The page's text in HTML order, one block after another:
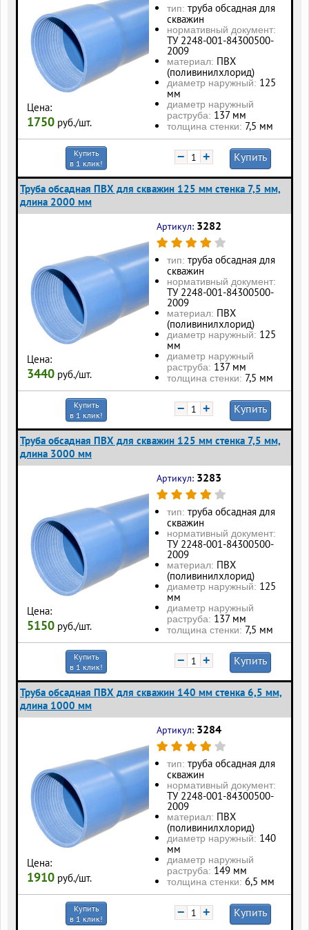
Цена:
1750 руб./шт.
тип: труба обсадная для
скважин
нормативный документ:
ТУ 2248-001-84300500-
2009
материал: ПВХ
(поливинилхлорид)
диаметр наружный: 125
мм
диаметр наружный
раструба: 137 мм
толщина стенки: 7,5 мм
Купить
в 1 клик!
− + Купить
Труба обсадная ПВХ для скважин 125 мм стенка 7,5 мм,
длина 2000 мм
Цена:
3440 руб./шт.
Артикул: 3282
тип: труба обсадная для
скважин
нормативный документ:
ТУ 2248-001-84300500-
2009
материал: ПВХ
(поливинилхлорид)
диаметр наружный: 125
мм
диаметр наружный
раструба: 137 мм
толщина стенки: 7,5 мм
Купить
в 1 клик!
− + Купить
Труба обсадная ПВХ для скважин 125 мм стенка 7,5 мм,
длина 3000 мм
Цена:
5150 руб./шт.
Артикул: 3283
тип: труба обсадная для
скважин
нормативный документ:
ТУ 2248-001-84300500-
2009
материал: ПВХ
(поливинилхлорид)
диаметр наружный: 125
мм
диаметр наружный
раструба: 137 мм
толщина стенки: 7,5 мм
Купить
в 1 клик!
− + Купить
Труба обсадная ПВХ для скважин 140 мм стенка 6,5 мм,
длина 1000 мм
Цена:
1910 руб./шт.
Артикул: 3284
тип: труба обсадная для
скважин
нормативный документ:
ТУ 2248-001-84300500-
2009
материал: ПВХ
(поливинилхлорид)
диаметр наружный: 140
мм
диаметр наружный
раструба: 149 мм
толщина стенки: 6,5 мм
Купить
в 1 клик!
− + Купить